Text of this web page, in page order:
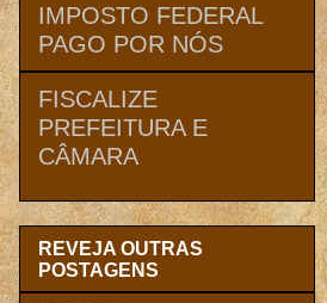
IMPOSTO FEDERAL
PAGO POR NÓS
FISCALIZE
PREFEITURA E
CÂMARA
REVEJA OUTRAS
POSTAGENS